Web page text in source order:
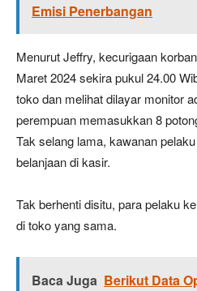
Emisi Penerbangan
Menurut Jeffry, kecurigaan
Maret 2024 sekira pukul 24.00
toko dan melihat dilayar monitor
perempuan memasukkan 8
Tak selang lama, kawanan
belanjaan di kasir.
Tak berhenti disitu, para pelaku
di toko yang sama.
Baca Juga Berikut Data